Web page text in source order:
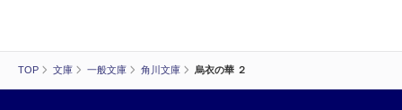
TOP 文庫 一般文庫 角川文庫 烏衣の華 ２